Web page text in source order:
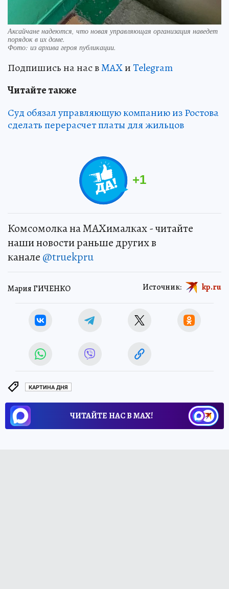
Аксайчане надеются, что новая управляющая организация наведет
порядок в их доме.
Фото: из архива героя публикации.
Подпишись на нас вMAXиTelegram
Читайте также
Суд обязал управляющую компанию из Ростова
сделать перерасчет платы для жильцов
+1
Комсомолка на MAXималках - читайте
наши новости раньше других в
канале @truekpru
Мария ГИЧЕНКО Источник: kp.ru
КАРТИНА ДНЯ
ЧИТАЙТЕ НАС В МАХ!